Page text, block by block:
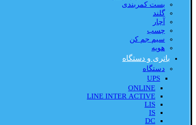
بست کمربندی
گلند
آچار
چسب
سیم جم کن
هویه
باتری و دستگاه
دستگاه
UPS
ONLINE
LINE INTER ACTIVE
LIS
IS
DC